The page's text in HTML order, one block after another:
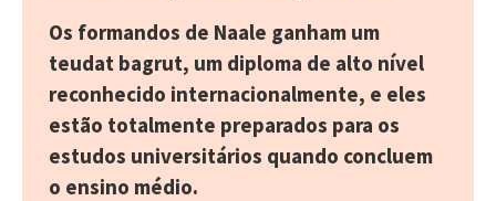
Os formandos de Naale ganham um
teudat bagrut, um diploma de alto nível
reconhecido internacionalmente, e eles
estão totalmente preparados para os
estudos universitários quando concluem
o ensino médio.